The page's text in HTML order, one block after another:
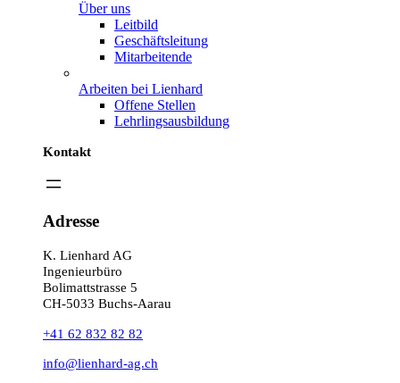
Über uns
Leitbild
Geschäftsleitung
Mitarbeitende
Arbeiten bei Lienhard
Offene Stellen
Lehrlingsausbildung
Kontakt
Adresse
K. Lienhard AG
Ingenieurbüro
Bolimattstrasse 5
CH-5033 Buchs-Aarau
+41 62 832 82 82
info@lienhard-ag.ch